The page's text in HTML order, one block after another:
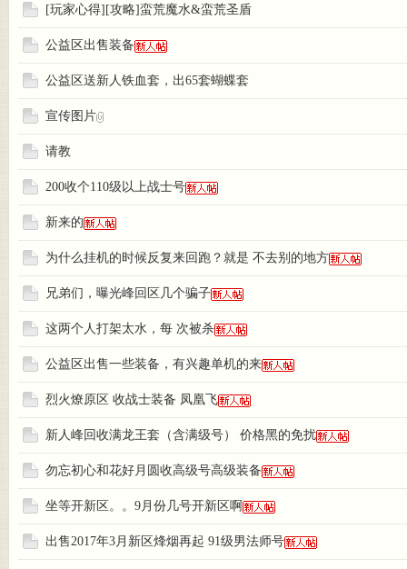
奇
[玩家心得][攻略]蛮荒魔水&蛮荒圣盾
公益区出售装备
公益区送新人铁血套，出65套蝴蝶套
宣传图片
请教
200收个110级以上战士号
新来的
为什么挂机的时候反复来回跑？就是 不去别的地方
兄弟们，曝光峰回区几个骗子
这两个人打架太水，每 次被杀
公益区出售一些装备，有兴趣单机的来
烈火燎原区 收战士装备 凤凰飞
新人峰回收满龙王套（含满级号） 价格黑的免扰
勿忘初心和花好月圆收高级号高级装备
坐等开新区。。9月份几号开新区啊
出售2017年3月新区烽烟再起 91级男法师号